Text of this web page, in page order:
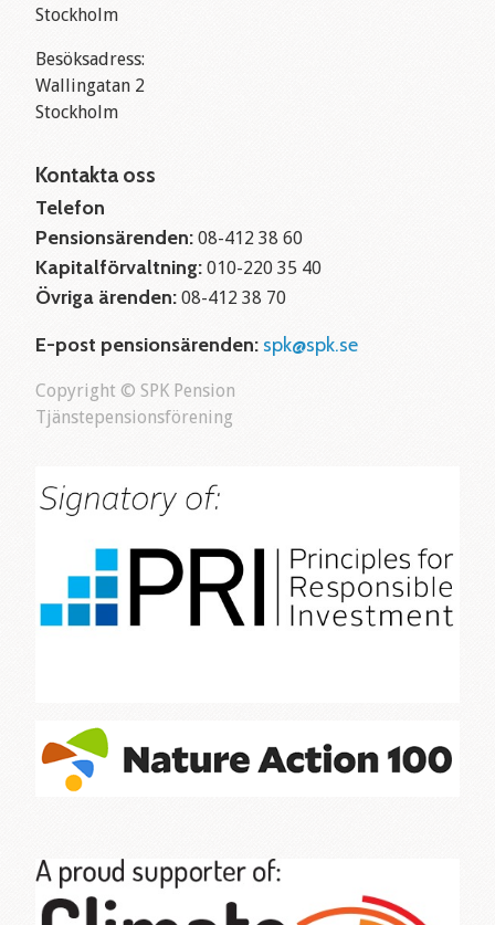
Stockholm
Besöksadress:
Wallingatan 2
Stockholm
Kontakta oss
Telefon
Pensionsärenden: 08-412 38 60
Kapitalförvaltning: 010-220 35 40
Övriga ärenden: 08-412 38 70
E-post pensionsärenden: spk@spk.se
Copyright © SPK Pension
Tjänstepensionsförening